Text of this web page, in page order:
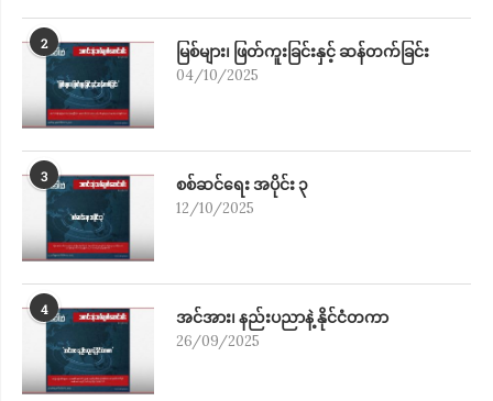
2 မြစ်များ၊ ဖြတ်ကူးခြင်းနှင့် ဆန်တက်ခြင်း
04/10/2025
3 စစ်ဆင်ရေး အပိုင်း ၃
12/10/2025
4 အင်အား၊ နည်းပညာနဲ့ နိုင်ငံတကာ
26/09/2025